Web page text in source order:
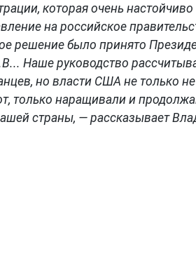
которая очень настойчиво
на российское
решение было принято
Наше руководство
но власти США не только
только наращивали и
страны, — рассказывает